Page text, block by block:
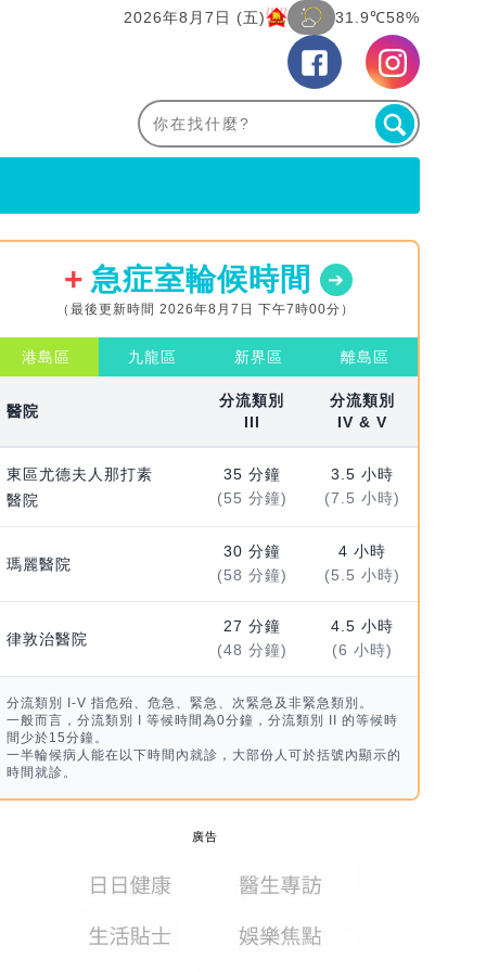
2026年8月7日 (五) 31.9℃58%
急症室輪候時間
（最後更新時間 2026年8月7日 下午7時00分）
港島區 九龍區 新界區 離島區
醫院
分流類別
III
分流類別
IV & V
東區尤德夫人那打素
醫院
35 分鐘
(55 分鐘)
3.5 小時
(7.5 小時)
瑪麗醫院
30 分鐘
(58 分鐘)
4 小時
(5.5 小時)
律敦治醫院
27 分鐘
(48 分鐘)
4.5 小時
(6 小時)
分流類別 I-V 指危殆、危急、緊急、次緊急及非緊急類別。
一般而言，分流類別 I 等候時間為0分鐘，分流類別 II 的等候時
間少於15分鐘。
一半輪候病人能在以下時間內就診，大部份人可於括號內顯示的
時間就診。
廣告